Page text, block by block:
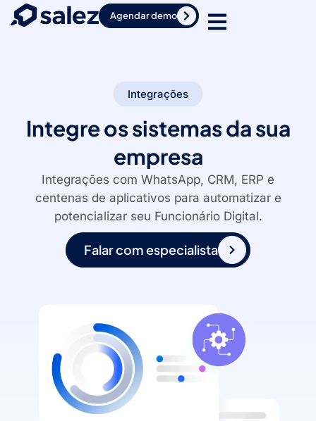
Agendar demo
Integrações
Integre os sistemas da sua
empresa
Integrações com WhatsApp, CRM, ERP e
centenas de aplicativos para automatizar e
potencializar seu Funcionário Digital.
Falar com especialista